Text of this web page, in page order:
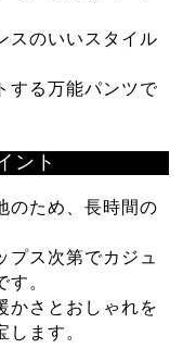
スのいいスタイル
する万能パンツで
ント
のため、長時間の
プス次第でカジュ
。
かさとおしゃれを
ます。